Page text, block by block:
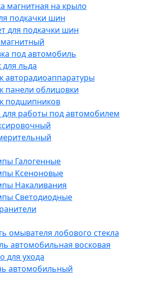
магнитная на крыло
подкачки шин
для подкачки шин
под автомобиль
для льда
авторадиоаппаратуры
панели облицовки
подшипников
для работы под автомобилем
Галогенные
Ксеноновые
Накаливания
Светодиодные
омывателя лобового стекла
автомобильная восковая
для ухода
автомобильный